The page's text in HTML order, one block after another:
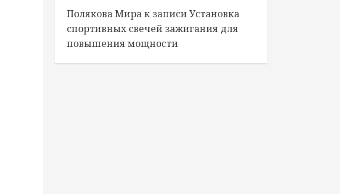
Полякова Мирак записиУстановка
спортивных свечей зажигания для
повышения мощности